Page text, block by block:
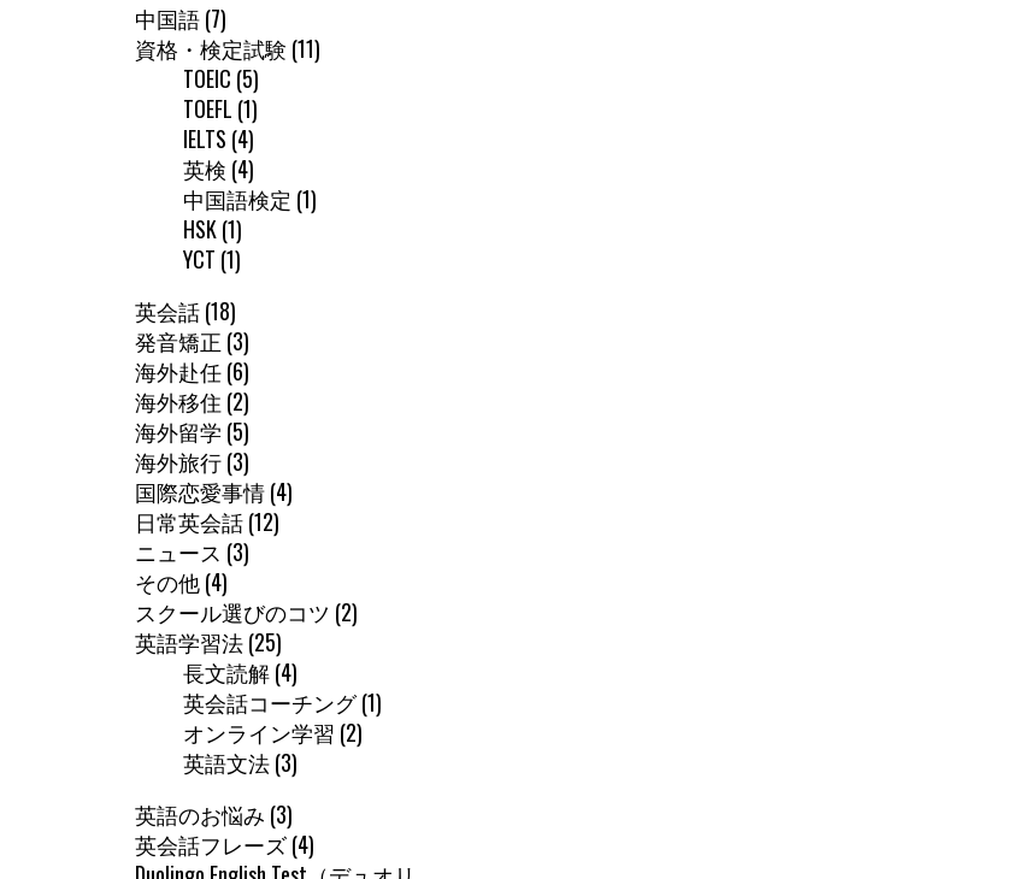
中国語(7)
資格・検定試験 (11)
TOEIC (5)
TOEFL (1)
IELTS (4)
英検 (4)
中国語検定 (1)
HSK (1)
YCT (1)
英会話(18)
発音矯正 (3)
海外赴任(6)
海外移住 (2)
海外留学 (5)
海外旅行(3)
国際恋愛事情(4)
日常英会話(12)
ニュース (3)
その他(4)
スクール選びのコツ (2)
英語学習法(25)
長文読解(4)
英会話コーチング(1)
オンライン学習 (2)
英語文法(3)
英語のお悩み (3)
英会話フレーズ(4)